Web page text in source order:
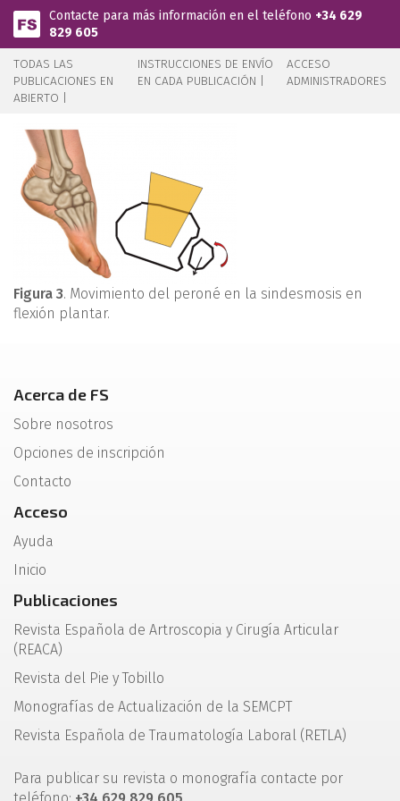
Pasar al contenido principal
Contacte para más información en el teléfono +34 629
829 605
TODAS LAS
PUBLICACIONES EN
ABIERTO |
INSTRUCCIONES DE ENVÍO
EN CADA PUBLICACIÓN |
ACCESO
ADMINISTRADORES
Figura 3. Movimiento del peroné en la sindesmosis en
flexión plantar.
Acerca de FS
Sobre nosotros
Opciones de inscripción
Contacto
Acceso
Ayuda
Inicio
Publicaciones
Revista Española de Artroscopia y Cirugía Articular
(REACA)
Revista del Pie y Tobillo
Monografías de Actualización de la SEMCPT
Revista Española de Traumatología Laboral (RETLA)
Para publicar su revista o monografía contacte por